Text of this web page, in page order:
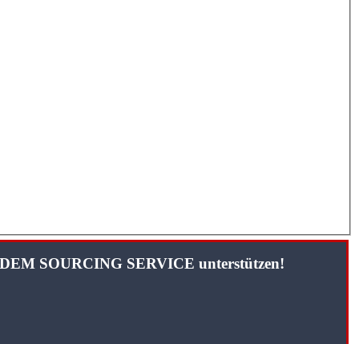
SOURCING SERVICE unterstützen!